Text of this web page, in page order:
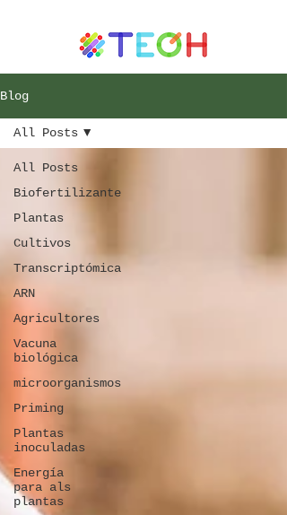
Blog
All Posts
Biofertilizante
Plantas
Cultivos
Transcriptómica
ARN
Agricultores
Vacuna
biológica
microorganismos
Priming
Plantas
inoculadas
Energía
para als
plantas
All Posts